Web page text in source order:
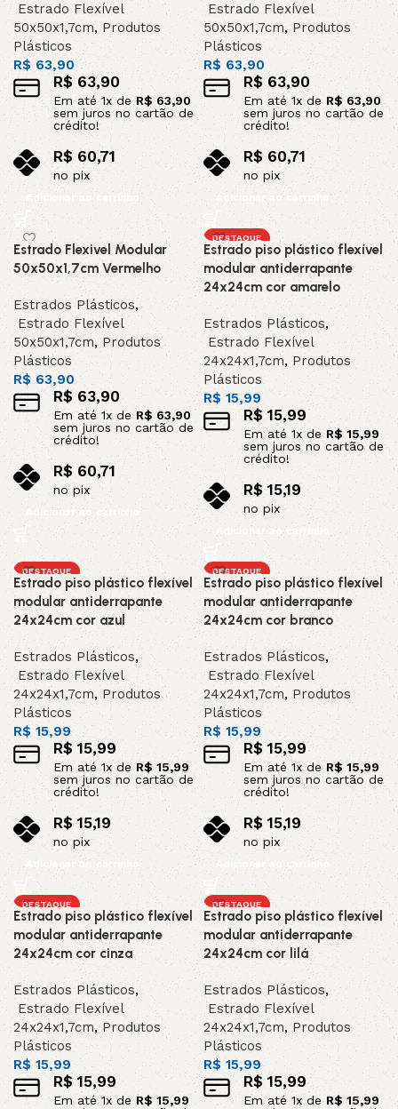
Estrado Flexível
50x50x1,7cm,Produtos
Plásticos
R$ 63,90
R$63,90
Em até 1x de R$63,90
sem juros no cartão de
crédito!
R$60,71
no pix
Adicionar ao carrinho
Estrado Flexível
50x50x1,7cm, Produtos
Plásticos
R$ 63,90
R$63,90
Em até1x de R$63,90
sem juros no cartão de
crédito!
R$60,71
no pix
Adicionar ao carrinho
Estrado Flexivel Modular
50x50x1,7cm Vermelho
Estrados Plásticos,
Estrado Flexível
50x50x1,7cm,Produtos
Plásticos
R$63,90
R$ 63,90
Em até 1x de R$ 63,90
sem juros no cartão de
crédito!
R$60,71
no pix
Adicionar ao carrinho
DESTAQUE
Estrado piso plástico flexível
modular antiderrapante
24x24cm cor amarelo
Estrados Plásticos,
Estrado Flexível
24x24x1,7cm,Produtos
Plásticos
R$15,99
R$15,99
Em até 1x de R$15,99
sem juros no cartão de
crédito!
R$ 15,19
no pix
Adicionar ao carrinho
DESTAQUE
Estrado piso plástico flexível
modular antiderrapante
24x24cm cor azul
Estrados Plásticos,
Estrado Flexível
24x24x1,7cm,Produtos
Plásticos
R$ 15,99
R$ 15,99
Em até 1x de R$15,99
sem juros no cartão de
crédito!
R$15,19
no pix
Adicionar ao carrinho
DESTAQUE
Estrado piso plástico flexível
modular antiderrapante
24x24cm cor branco
Estrados Plásticos,
Estrado Flexível
24x24x1,7cm,Produtos
Plásticos
R$15,99
R$ 15,99
Em até1x de R$15,99
sem juros no cartão de
crédito!
R$ 15,19
no pix
Adicionar ao carrinho
DESTAQUE
Estrado piso plástico flexível
modular antiderrapante
24x24cm cor cinza
Estrados Plásticos,
Estrado Flexível
24x24x1,7cm,Produtos
Plásticos
R$15,99
R$ 15,99
Em até 1x de R$ 15,99
DESTAQUE
Estrado piso plástico flexível
modular antiderrapante
24x24cm cor lilá
Estrados Plásticos,
Estrado Flexível
24x24x1,7cm, Produtos
Plásticos
R$15,99
R$ 15,99
Em até1x deR$ 15,99